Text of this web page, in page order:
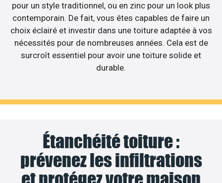
pour un style traditionnel, ou en zinc pour un look plus
contemporain. De fait, vous êtes capables de faire un
choix éclairé et investir dans une toiture adaptée à vos
nécessités pour de nombreuses années. Cela est de
surcroît essentiel pour avoir une toiture solide et
durable.
Étanchéité toiture :
prévenez les infiltrations